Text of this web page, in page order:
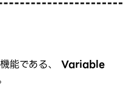
能である、 Variable